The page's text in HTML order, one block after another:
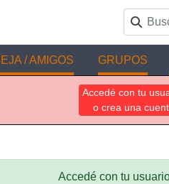
/ AMIGOS GRUPOS
Accedé con tu
o crea una
Accedé con tu